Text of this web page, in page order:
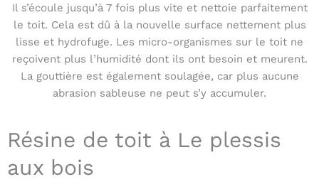
Il s’écoule jusqu’à 7 fois plus vite et nettoie parfaitement
le toit. Cela est dû à la nouvelle surface nettement plus
lisse et hydrofuge. Les micro-organismes sur le toit ne
reçoivent plus l’humidité dont ils ont besoin et meurent.
La gouttière est également soulagée, car plus aucune
abrasion sableuse ne peut s’y accumuler.
Résine de toit à Le plessis
aux bois